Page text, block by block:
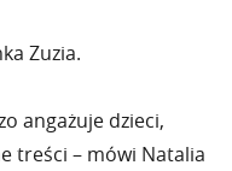
Zuzia.
angażuje dzieci,
treści – mówi Natalia